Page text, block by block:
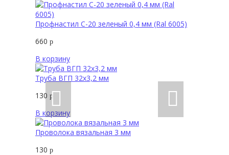
Профнастил С-20 зеленый 0,4 мм (Ral 6005)
660 р
В корзину
Труба ВГП 32х3,2 мм
130 р
В корзину
Проволока вязальная 3 мм
130 р